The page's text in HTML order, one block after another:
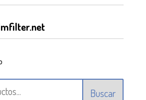
Buscar